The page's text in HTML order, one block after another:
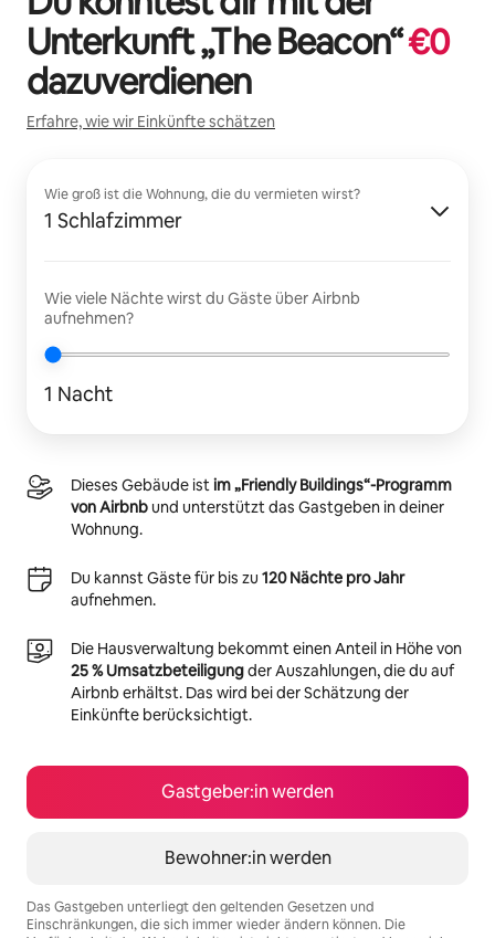
Unterkunft „The Beacon“€0
dazuverdienen
Erfahre, wie wir Einkünfte schätzen
Wie groß ist die Wohnung, die du vermieten wirst?
1 Schlafzimmer
Wie viele Nächte wirst du Gäste über Airbnb
aufnehmen?
1 Nacht
Dieses Gebäude istim „Friendly Buildings“-Programm
von Airbnbund unterstützt das Gastgeben in deiner
Wohnung.
Du kannst Gäste für bis zu 120 Nächte pro Jahr
aufnehmen.
Die Hausverwaltung bekommt einen Anteil in Höhe von
25 % Umsatzbeteiligungder Auszahlungen, die du auf
Airbnb erhältst. Das wird bei der Schätzung der
Einkünfte berücksichtigt.
Gastgeber:in werden
Bewohner:in werden
Das Gastgeben unterliegt den geltenden Gesetzen und
Einschränkungen, die sich immer wieder ändern können. Die